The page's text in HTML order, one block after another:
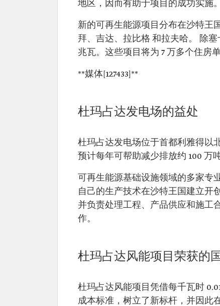
地区，因而有助于项目的成功实施。
新的可再生能源项目分布在沙特王
拜、吉达、拉比格 和拉夫哈。 除
兆瓦。这些项目将为 7 万多个住房
**媒体[127433]**
杜玛占达发电场的益处
杜玛占达发电场位于首都利雅得以
预计每年可帮助减少排放约 100 万
可再生能源基础设施领域的多家专
自己的生产技术在沙特王国建立开
并负责处理工程、产品供应和施工
作。
杜玛占达风能项目荣获的
杜玛占达风能项目凭借每千瓦时
成本标准，树立了新标杆，并因此